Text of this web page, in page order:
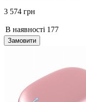
3 574 грн
В наявності 177
Замовити